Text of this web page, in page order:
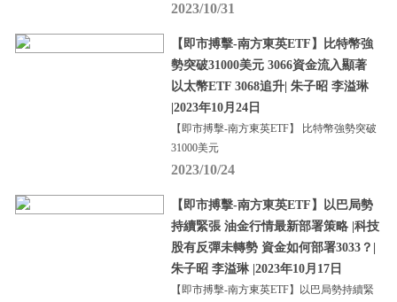
2023/10/31
【即市搏擊-南方東英ETF】比特幣強
勢突破31000美元 3066資金流入顯著
以太幣ETF 3068追升| 朱子昭 李溢琳
|2023年10月24日
【即市搏擊-南方東英ETF】 比特幣強勢突破
31000美元
2023/10/24
【即市搏擊-南方東英ETF】以巴局勢
持續緊張 油金行情最新部署策略 |科技
股有反彈未轉勢 資金如何部署3033？|
朱子昭 李溢琳 |2023年10月17日
【即市搏擊-南方東英ETF】以巴局勢持續緊